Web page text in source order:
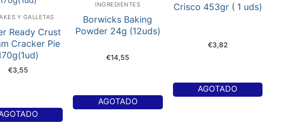
Y GALLETAS
Ready Crust
Cracker Pie
€3,55
INGREDIENTES
Borwicks Baking
Powder 24g (12uds)
€14,55
AGOTADO
Crisco 453gr ( 1 uds)
€3,82
AGOTADO